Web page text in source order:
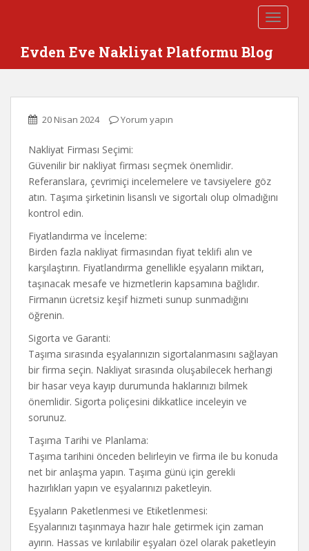
t
Evden Eve Nakliyat Platformu Blog
20 Nisan 2024 Yorum yapın
Nakliyat Firması Seçimi:
Güvenilir bir nakliyat firması seçmek önemlidir.
Referanslara, çevrimiçi incelemelere ve tavsiyelere göz
atın. Taşıma şirketinin lisanslı ve sigortalı olup olmadığını
kontrol edin.
Fiyatlandırma ve İnceleme:
Birden fazla nakliyat firmasından fiyat teklifi alın ve
karşılaştırın. Fiyatlandırma genellikle eşyaların miktarı,
taşınacak mesafe ve hizmetlerin kapsamına bağlıdır.
Firmanın ücretsiz keşif hizmeti sunup sunmadığını
öğrenin.
Sigorta ve Garanti:
Taşıma sırasında eşyalarınızın sigortalanmasını sağlayan
bir firma seçin. Nakliyat sırasında oluşabilecek herhangi
bir hasar veya kayıp durumunda haklarınızı bilmek
önemlidir. Sigorta poliçesini dikkatlice inceleyin ve
sorunuz.
Taşıma Tarihi ve Planlama:
Taşıma tarihini önceden belirleyin ve firma ile bu konuda
net bir anlaşma yapın. Taşıma günü için gerekli
hazırlıkları yapın ve eşyalarınızı paketleyin.
Eşyaların Paketlenmesi ve Etiketlenmesi:
Eşyalarınızı taşınmaya hazır hale getirmek için zaman
ayırın. Hassas ve kırılabilir eşyaları özel olarak paketleyin